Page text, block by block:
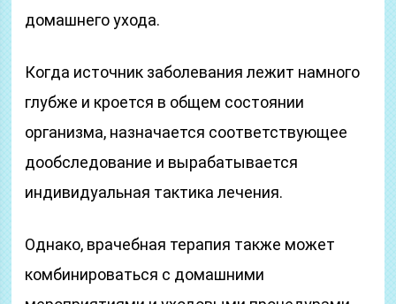
домашнего ухода.
Когда источник заболевания лежит намного
глубже и кроется в общем состоянии
организма, назначается соответствующее
дообследование и вырабатывается
индивидуальная тактика лечения.
Однако, врачебная терапия также может
комбинироваться с домашними